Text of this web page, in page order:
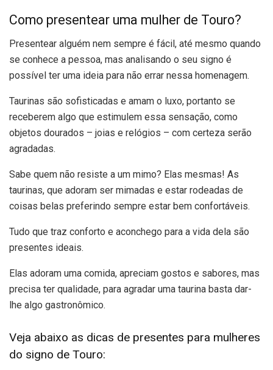
Como presentear uma mulher de Touro?
Presentear alguém nem sempre é fácil, até mesmo quando
se conhece a pessoa, mas analisando o seu signo é
possível ter uma ideia para não errar nessa homenagem.
Taurinas são sofisticadas e amam o luxo, portanto se
receberem algo que estimulem essa sensação, como
objetos dourados – joias e relógios – com certeza serão
agradadas.
Sabe quem não resiste a um mimo? Elas mesmas! As
taurinas, que adoram ser mimadas e estar rodeadas de
coisas belas preferindo sempre estar bem confortáveis.
Tudo que traz conforto e aconchego para a vida dela são
presentes ideais.
Elas adoram uma comida, apreciam gostos e sabores, mas
precisa ter qualidade, para agradar uma taurina basta dar-
lhe algo gastronômico.
Veja abaixo as dicas de presentes para mulheres
do signo de Touro: